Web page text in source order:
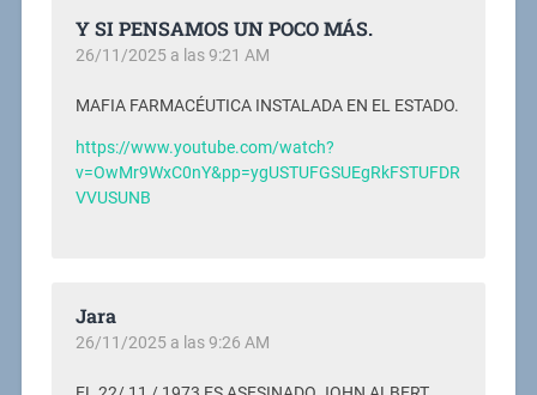
Y SI PENSAMOS UN POCO MÁS.
26/11/2025 a las 9:21 AM
MAFIA FARMACÉUTICA INSTALADA EN EL ESTADO.
https://www.youtube.com/watch?
v=OwMr9WxC0nY&pp=ygUSTUFGSUEgRkFSTUFDR
VVUSUNB
Jara
26/11/2025 a las 9:26 AM